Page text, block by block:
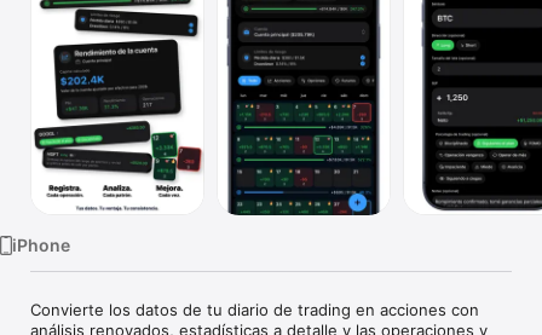
iPhone
Convierte los datos de tu diario de trading en acciones con
análisis renovados, estadísticas a detalle y las operaciones y